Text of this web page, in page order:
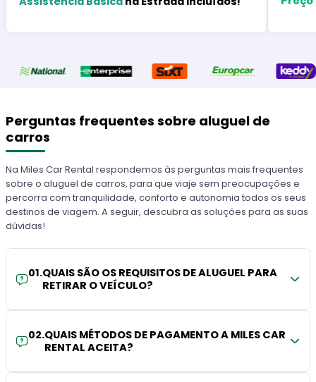
Perguntas frequentes sobre aluguel de
carros
Na Miles Car Rental respondemos às perguntas mais frequentes
sobre o aluguel de carros, para que viaje sem preocupações e
percorra com tranquilidade, conforto e autonomia todos os seus
destinos de viagem. A seguir, descubra as soluções para as suas
dúvidas!
01.QUAIS SÃO OS REQUISITOS DE ALUGUEL PARA
RETIRAR O VEÍCULO?
02.QUAIS MÉTODOS DE PAGAMENTO A MILES CAR
RENTAL ACEITA?